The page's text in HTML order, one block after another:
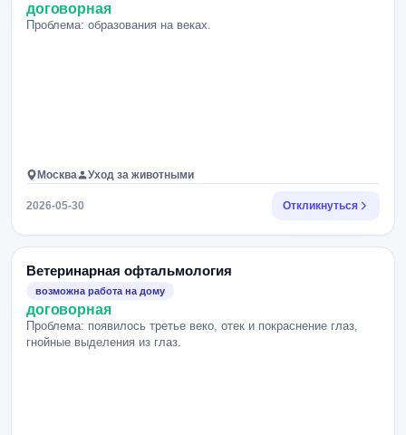
договорная
Проблема: образования на веках.
Москва Уход за животными
2026-05-30 Откликнуться
Ветеринарная офтальмология
возможна работа на дому
договорная
Проблема: появилось третье веко, отек и покраснение глаз,
гнойные выделения из глаз.